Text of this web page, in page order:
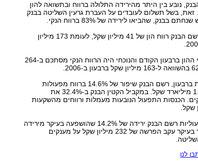
נובע בין היתר מהירידה התלולה ברווח ובתשואה להון
המקביל ב-2006. זאת, בשל תשלום לעובדים על העברת גרעין השליטה בבנק
שהביאו לירידה של 83% ברווח הנקי.
כמו כן, במהלך הרבעון רשם הבנק רווח הון של 41 מיליון שקל, לעומת 173 מיליון
בניטרול ההפרשות ורווחי ההון ברבעון הקודם והנוכחי היה הרווח הנקי מסתכם ב-264
באשר לתוצאות העסקיות ברבעון, רשם הבנק שיפור של 14.6% ברווח מפעולות
המימון שהסתכמו ב-1.02 מיליארד שקל. במקביל הקטין הבנק ב-32.4% את
הכנסות התפעול הנובעות מעמלות ורווחים מהשקעות
במסגרת ההוצאות התפעוליות רשם הבנק ירידה של 14.2% שהושפעה בעיקר מירידה
של 21% בהוצאות השכר בעיקר עקב הפרשה של 232 מיליון שקל על מענקים
לנו